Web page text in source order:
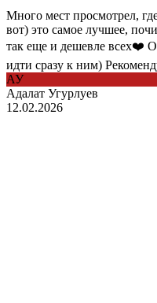
Много мест просмотрел,
вот) это самое лучшее,
так еще и дешевле всех❤️
идти сразу к ним)
АУ
Адалат Угурлуев
12.02.2026